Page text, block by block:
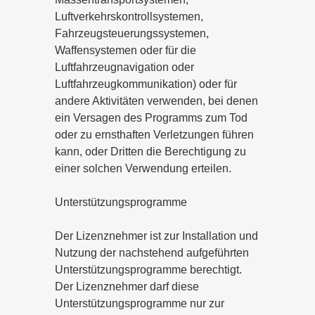
Luftverkehrskontrollsystemen,
Fahrzeugsteuerungssystemen,
Waffensystemen oder für die
Luftfahrzeugnavigation oder
Luftfahrzeugkommunikation) oder für
andere Aktivitäten verwenden, bei denen
ein Versagen des Programms zum Tod
oder zu ernsthaften Verletzungen führen
kann, oder Dritten die Berechtigung zu
einer solchen Verwendung erteilen.
Unterstützungsprogramme
Der Lizenznehmer ist zur Installation und
Nutzung der nachstehend aufgeführten
Unterstützungsprogramme berechtigt.
Der Lizenznehmer darf diese
Unterstützungsprogramme nur zur